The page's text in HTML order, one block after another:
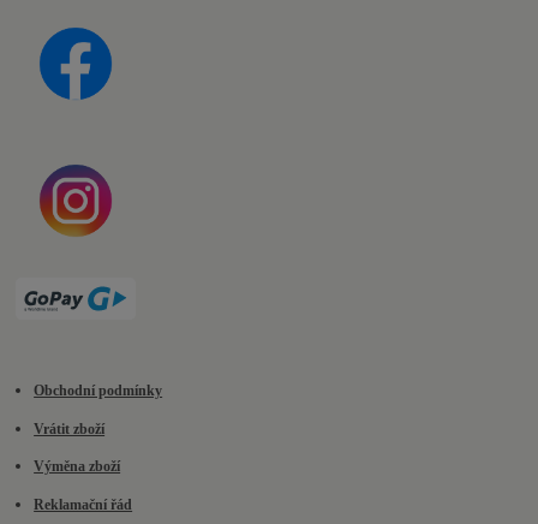
Obchodní podmínky
Vrátit zboží
Výměna zboží
Reklamační řád